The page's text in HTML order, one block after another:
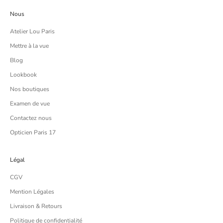
Nous
Atelier Lou Paris
Mettre à la vue
Blog
Lookbook
Nos boutiques
Examen de vue
Contactez nous
Opticien Paris 17
Légal
CGV
Mention Légales
Livraison & Retours
Politique de confidentialité